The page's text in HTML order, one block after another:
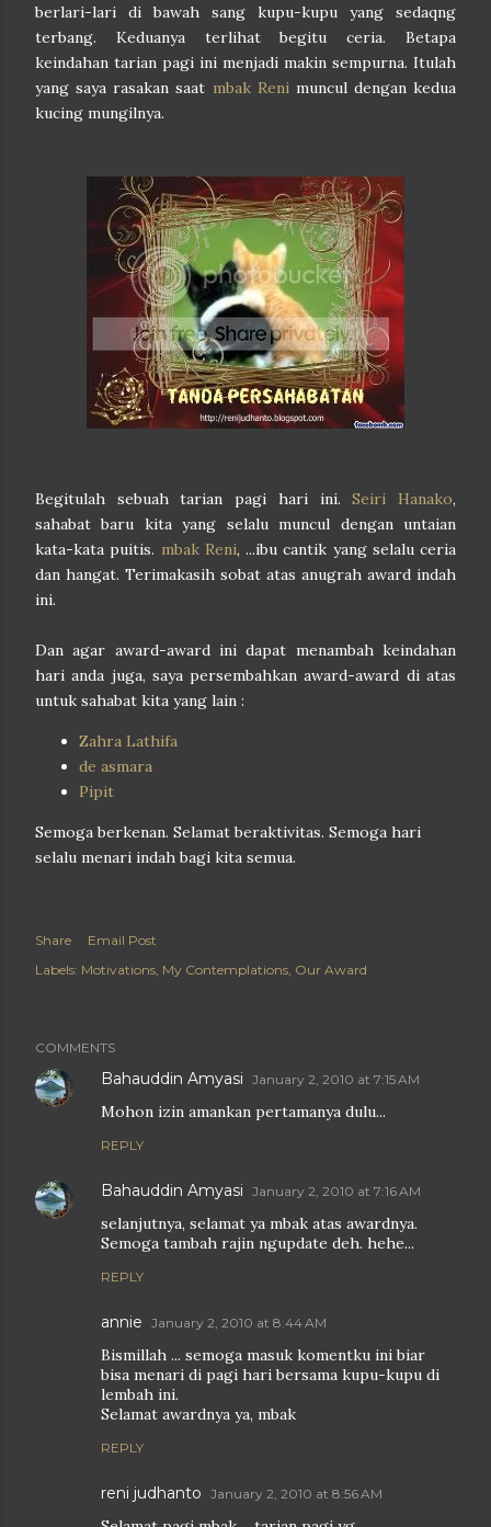
berlari-lari di bawah sang kupu-kupu yang sedaqng
terbang. Keduanya terlihat begitu ceria. Betapa
keindahan tarian pagi ini menjadi makin sempurna. Itulah
yang saya rasakan saat mbak Renimuncul dengan kedua
kucing mungilnya.
Begitulah sebuah tarian pagi hari ini.Seiri Hanako,
sahabat baru kita yang selalu muncul dengan untaian
kata-kata puitis. mbak Reni, ...ibu cantik yang selalu ceria
dan hangat. Terimakasih sobat atas anugrah award indah
ini.
Dan agar award-award ini dapat menambah keindahan
hari anda juga, saya persembahkan award-award di atas
untuk sahabat kita yang lain :
Zahra Lathifa
de asmara
Pipit
Semoga berkenan. Selamat beraktivitas. Semoga hari
selalu menari indah bagi kita semua.
Share
Email Post
Labels: Motivations My Contemplations Our Award
COMMENTS
Bahauddin Amyasi January 2, 2010 at 7:15 AM
Mohon izin amankan pertamanya dulu...
REPLY
Bahauddin Amyasi January 2, 2010 at 7:16 AM
selanjutnya, selamat ya mbak atas awardnya.
Semoga tambah rajin ngupdate deh. hehe...
REPLY
annie January 2, 2010 at 8:44 AM
Bismillah ... semoga masuk komentku ini biar
bisa menari di pagi hari bersama kupu-kupu di
lembah ini.
Selamat awardnya ya, mbak
REPLY
reni judhanto January 2, 2010 at 8:56 AM